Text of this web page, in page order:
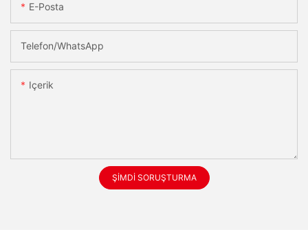
E-Posta
Telefon/WhatsApp
Içerik
ŞIMDI SORUŞTURMA